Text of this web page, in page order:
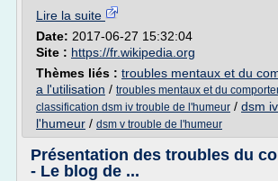
Lire la suite
Date: 2017-06-27 15:32:04
Site : https://fr.wikipedia.org
Thèmes liés : troubles mentaux et du
a l'utilisation / troubles mentaux et du
classification dsm iv trouble de l'humeur / dsm
l'humeur / dsm v trouble de l'humeur
Présentation des troubles du
- Le blog de ...